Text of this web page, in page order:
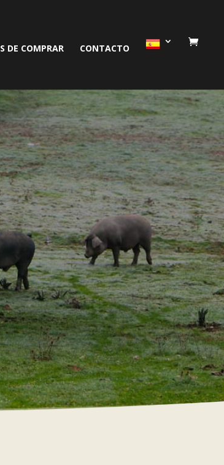
DE COMPRAR CONTACTO